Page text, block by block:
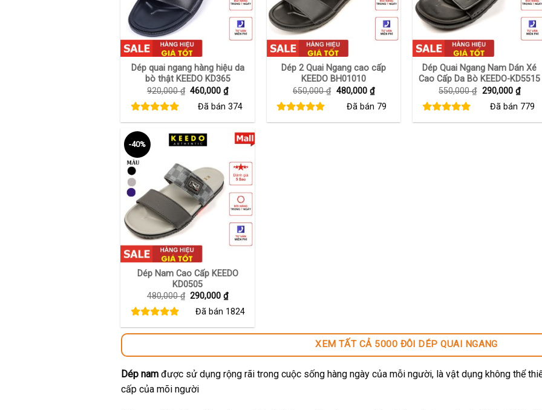
+
Dép quai ngang hàng hiệu da
bò thật KEEDO KD365
920,000₫ Giá
là:
460,000₫Giá
hiện
tại
460,000 ₫.
Đã bán374
+
Dép 2 Quai Ngang cao cấp
KEEDO BH01010
650,000₫ Giá
480,000 ₫Giá
hiện
tại
480,000 ₫.
Đã bán 79
+
Dép Quai Ngang Nam Dán Xé
Cao Cấp Da Bò KEEDO-KD5515
550,000₫ Giá
290,000 ₫Giá
hiện
tại
Đã bán 779
-40%
+
Dép Nam Cao Cấp KEEDO
KD0505
480,000₫ Giá
là:
290,000₫Giá
hiện
tại
290,000 ₫.
Đã bán 1824
XEM TẤT CẢ 5000 ĐÔI DÉP QUAI NGANG
Dép namđược sử dụng rộng rãi trong cuộc sống hàng ngày của mỗi người, là vật dụng không thể
cấp của mõi người